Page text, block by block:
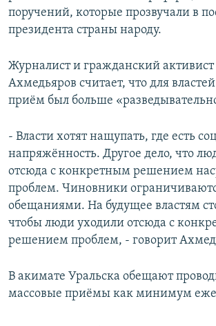
поручений, которые прозвучали в
президента страны народу.
Журналист и гражданский
Ахмедьяров считает, что для
приём был больше
- Власти хотят нащупать, где есть
напряжённость. Другое дело, что
отсюда с конкретным решением
проблем. Чиновники
обещаниями. На будущее властям
чтобы люди уходили отсюда с
решением проблем, - говорит
В акимате Уральска обещают
массовые приёмы как минимум